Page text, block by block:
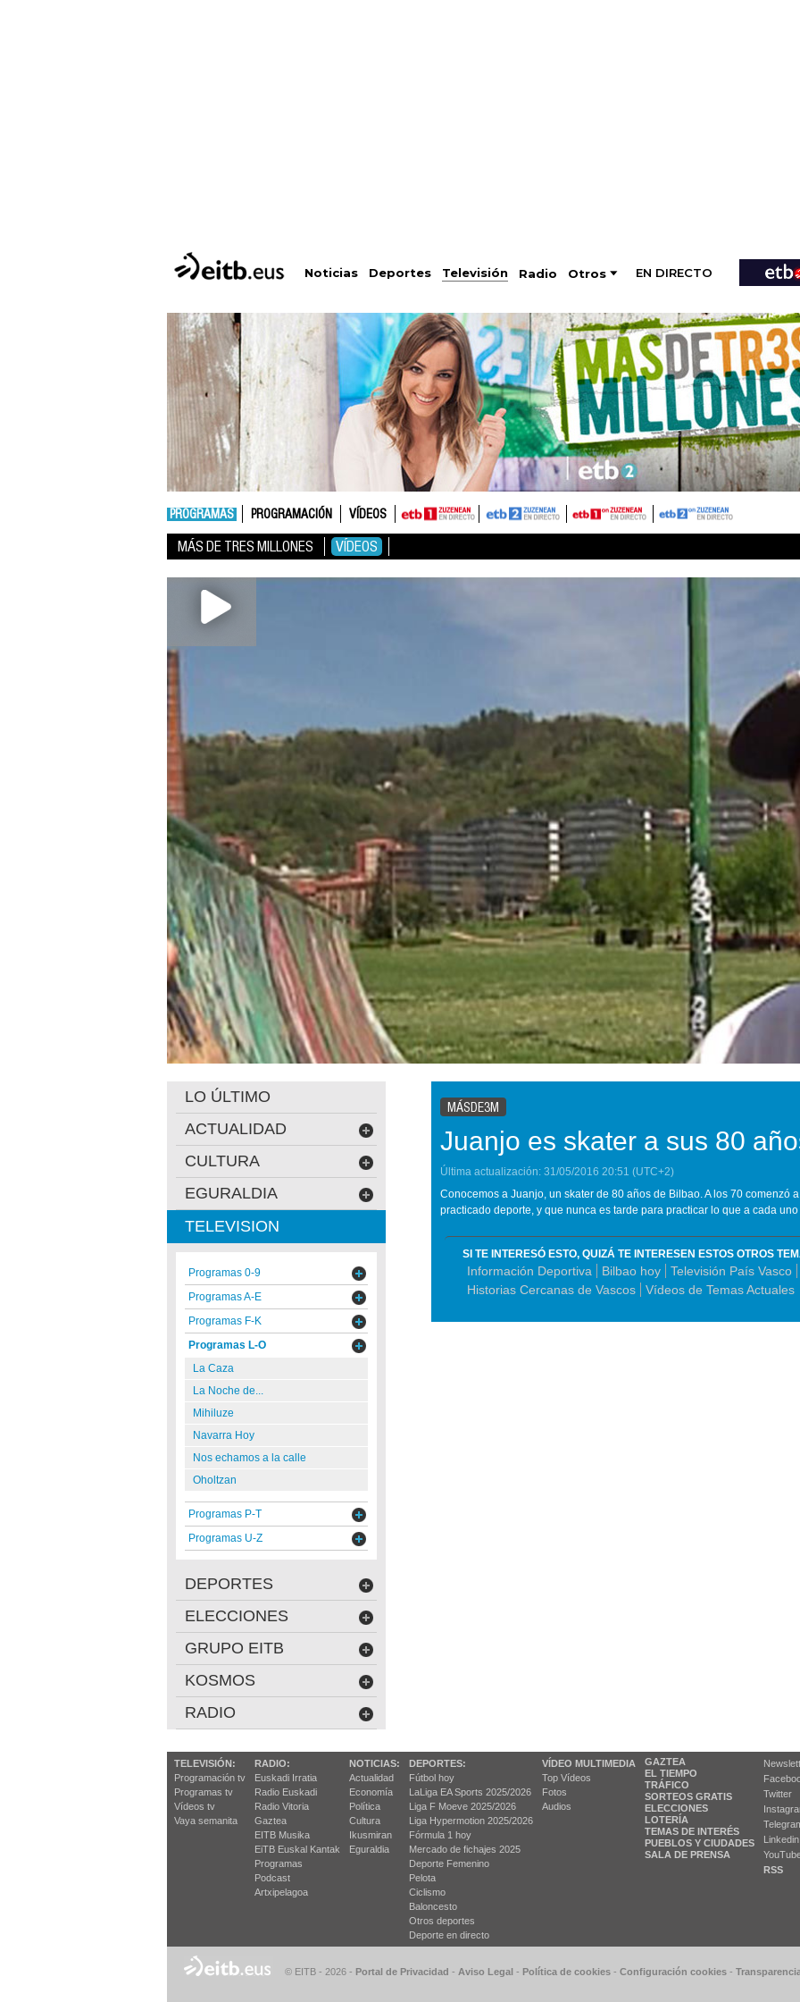
Noticias Deportes Televisión Radio Otros EN DIRECTO
PROGRAMAS PROGRAMACIÓN VÍDEOS
MÁS DE TRES MILLONES VÍDEOS
MÁSDE3M
Juanjo es skater a sus 80
Última actualización: 31/05/2016 20:51 (UTC+2)
Conocemos a Juanjo, un skater de 80 años de Bilbao. A los 70 comenzó
practicado deporte, y que nunca es tarde para practicar lo que a cada
SI TE INTERESÓ ESTO, QUIZÁ TE INTERESEN ESTOS OTROS
Información Deportiva Bilbao hoy Televisión País Vasco
Historias Cercanas de Vascos
Vídeos de Temas Actuales
LO ÚLTIMO
ACTUALIDAD
CULTURA
EGURALDIA
TELEVISION
Programas 0-9
Programas A-E
Programas F-K
Programas L-O
La Caza
La Noche de...
Mihiluze
Navarra Hoy
Nos echamos a la calle
Oholtzan
Programas P-T
Programas U-Z
DEPORTES
ELECCIONES
GRUPO EITB
KOSMOS
RADIO
TELEVISIÓN:
Programación tv
Programas tv
Vídeos tv
Vaya semanita
RADIO:
Euskadi Irratia
Radio Euskadi
Radio Vitoria
Gaztea
EITB Musika
EiTB Euskal Kantak
Programas
Podcast
Artxipelagoa
NOTICIAS:
Actualidad
Economía
Política
Cultura
Ikusmiran
Eguraldia
DEPORTES:
Fútbol hoy
LaLiga EA Sports 2025/2026
Liga F Moeve 2025/2026
Liga Hypermotion 2025/2026
Fórmula 1 hoy
Mercado de fichajes 2025
Deporte Femenino
Pelota
Ciclismo
Baloncesto
Otros deportes
Deporte en directo
VÍDEO MULTIMEDIA
Top Vídeos
Fotos
Audios
GAZTEA
EL TIEMPO
TRÁFICO
SORTEOS GRATIS
ELECCIONES
LOTERÍA
TEMAS DE INTERÉS
PUEBLOS Y CIUDADES
SALA DE PRENSA
Twitter
Linkedin
RSS
© EITB - 2026 - Portal de Privacidad - Aviso Legal - Política de cookies - Configuración cookies -